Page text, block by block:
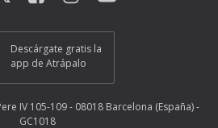
Descárgate gratis la
app de Atrápalo
IV 105-109 - 08018 Barcelona (España) -
GC1018